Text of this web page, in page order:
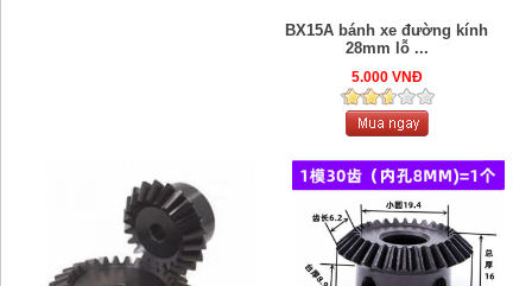
BX15A bánh xe đường kính
28mm lỗ ...
5.000 VNĐ